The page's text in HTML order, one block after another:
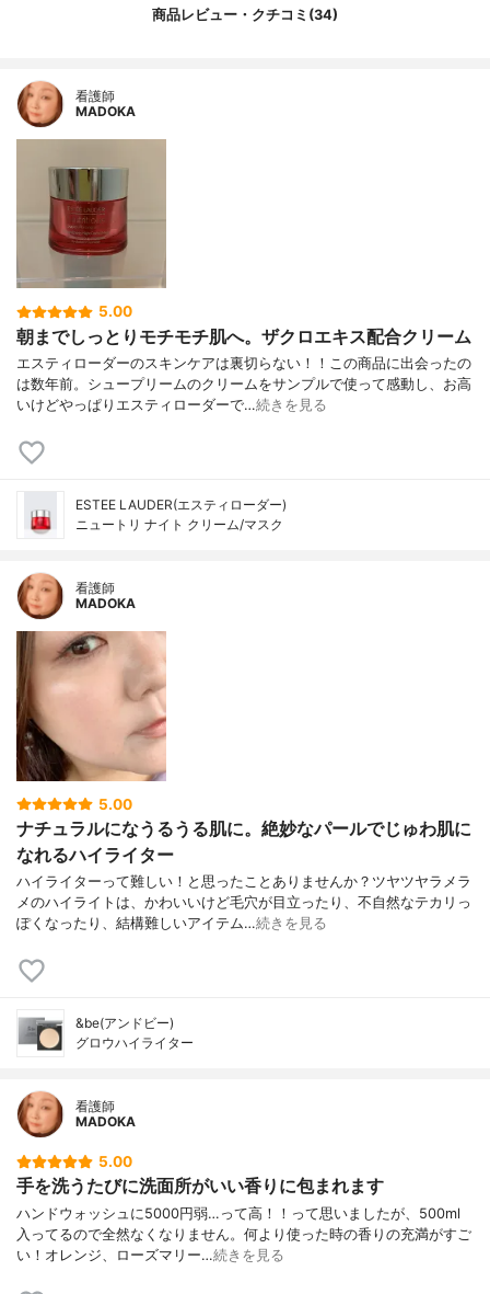
商品レビュー・クチコミ(34)
看護師
MADOKA
5.00
朝までしっとりモチモチ肌へ。ザクロエキス配合クリーム
エスティローダーのスキンケアは裏切らない！！この商品に出会ったの
は数年前。シュープリームのクリームをサンプルで使って感動し、お高
いけどやっぱりエスティローダーで…続きを見る
ESTEE LAUDER(エスティローダー)
ニュートリ ナイト クリーム/マスク
看護師
MADOKA
5.00
ナチュラルになうるうる肌に。絶妙なパールでじゅわ肌に
なれるハイライター
ハイライターって難しい！と思ったことありませんか？ツヤツヤラメラ
メのハイライトは、かわいいけど毛穴が目立ったり、不自然なテカリっ
ぽくなったり、結構難しいアイテム…続きを見る
&be(アンドビー)
グロウハイライター
看護師
MADOKA
5.00
手を洗うたびに洗面所がいい香りに包まれます
ハンドウォッシュに5000円弱…って高！！って思いましたが、500ml
入ってるので全然なくなりません。何より使った時の香りの充満がすご
い！オレンジ、ローズマリー…続きを見る